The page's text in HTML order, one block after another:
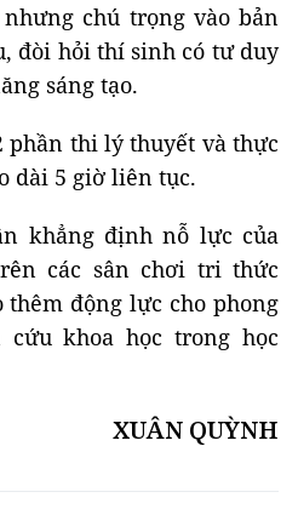
chú trọng vào bản
đòi hỏi thí sinh có tư duy
sáng tạo.
phần thi lý thuyết và thực
dài 5 giờ liên tục.
khẳng định nỗ lực của
các sân chơi tri thức
thêm động lực cho phong
khoa học trong học
XUÂN QUỲNH